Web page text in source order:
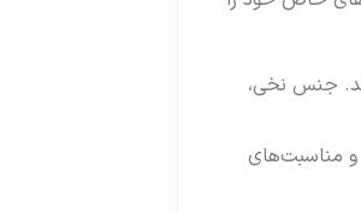
جنس نخی،
و مناسبت‌های